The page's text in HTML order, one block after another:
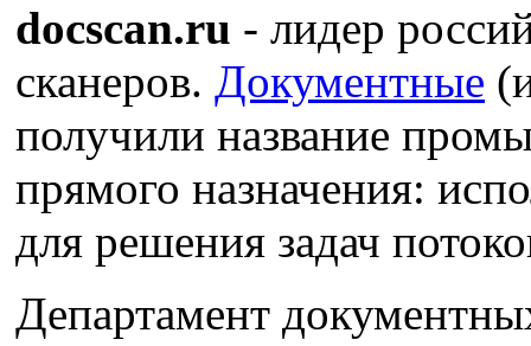
docscan.ru - лидер
сканеров. Документные
получили название
прямого назначения:
для решения задач
Департамент